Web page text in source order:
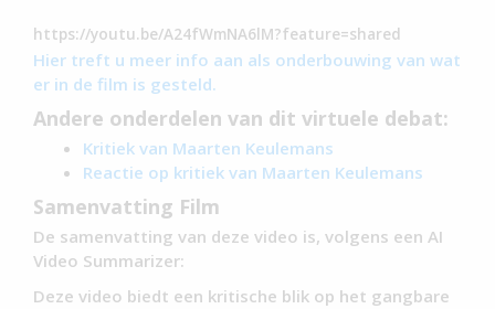
https://youtu.be/A24fWmNA6lM?feature=shared
Hier treft u meer info aan als onderbouwing van wat
er in de film is gesteld.
Andere onderdelen van dit virtuele debat:
Kritiek van Maarten Keulemans
Reactie op kritiek van Maarten Keulemans
Samenvatting Film
De samenvatting van deze video is, volgens een AI
Video Summarizer:
Deze video biedt een kritische blik op het gangbare